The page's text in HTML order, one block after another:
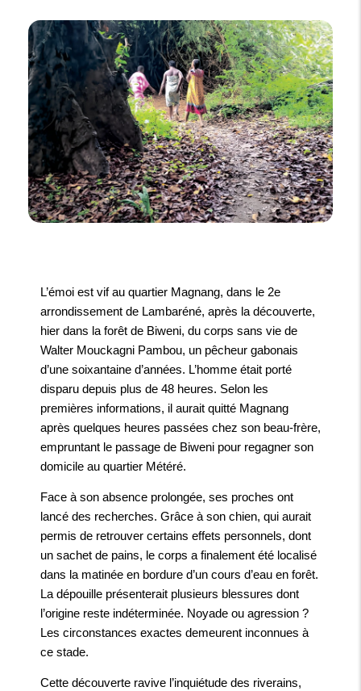
L’émoi est vif au quartier Magnang, dans le 2e
arrondissement de Lambaréné, après la découverte,
hier dans la forêt de Biweni, du corps sans vie de
Walter Mouckagni Pambou, un pêcheur gabonais
d’une soixantaine d’années. L’homme était porté
disparu depuis plus de 48 heures. Selon les
premières informations, il aurait quitté Magnang
après quelques heures passées chez son beau-frère,
empruntant le passage de Biweni pour regagner son
domicile au quartier Météré.
Face à son absence prolongée, ses proches ont
lancé des recherches. Grâce à son chien, qui aurait
permis de retrouver certains effets personnels, dont
un sachet de pains, le corps a finalement été localisé
dans la matinée en bordure d’un cours d’eau en forêt.
La dépouille présenterait plusieurs blessures dont
l’origine reste indéterminée. Noyade ou agression ?
Les circonstances exactes demeurent inconnues à
ce stade.
Cette découverte ravive l’inquiétude des riverains,